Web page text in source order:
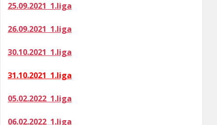
25.09.2021 1.liga
26.09.2021 1.liga
30.10.2021 1.liga
31.10.2021 1.liga
05.02.2022 1.liga
06.02.2022 1.liga